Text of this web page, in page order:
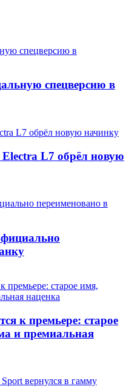
спецверсию в
L7 обрёл новую
к премьере: старое
и премиальная